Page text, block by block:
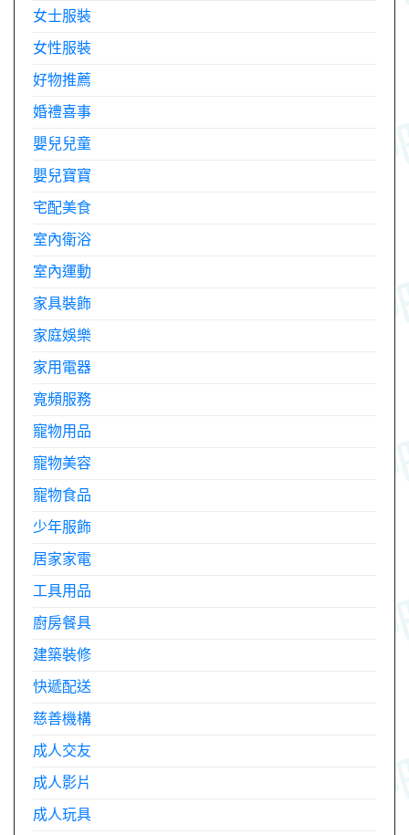
女士服裝
女性服裝
好物推薦
婚禮喜事
嬰兒兒童
嬰兒寶寶
宅配美食
室內衛浴
室內運動
家具裝飾
家庭娛樂
家用電器
寬頻服務
寵物用品
寵物美容
寵物食品
少年服飾
居家家電
工具用品
廚房餐具
建築裝修
快遞配送
慈善機構
成人交友
成人影片
成人玩具